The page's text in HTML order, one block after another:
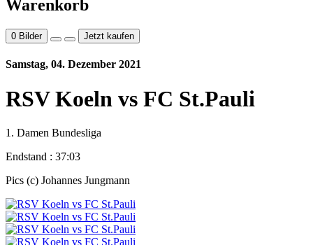
Warenkorb
0 Bilder Jetzt kaufen
Samstag, 04. Dezember 2021
RSV Koeln vs FC St.Pauli
1. Damen Bundesliga
Endstand : 37:03
Pics (c) Johannes Jungmann